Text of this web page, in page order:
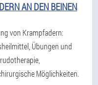
AN DEN BEINEN
von Krampfadern:
Übungen und
Möglichkeiten.